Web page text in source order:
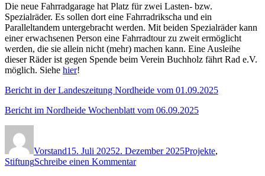
Die neue Fahrradgarage hat Platz für zwei Lasten- bzw.
Spezialräder. Es sollen dort eine Fahrradrikscha und ein
Paralleltandem untergebracht werden. Mit beiden Spezialräder kann
einer erwachsenen Person eine Fahrradtour zu zweit ermöglicht
werden, die sie allein nicht (mehr) machen kann. Eine Ausleihe
dieser Räder ist gegen Spende beim Verein Buchholz fährt Rad e.V.
möglich. Siehe hier!
Bericht in der Landeszeitung Nordheide vom 01.09.2025
Bericht im Nordheide Wochenblatt vom 06.09.2025
Vorstand15. Juli 20252. Dezember 2025Projekte,
StiftungSchreibe einen Kommentarzu